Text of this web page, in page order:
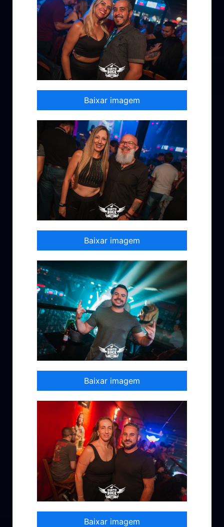
Baixar imagem
Baixar imagem
Baixar imagem
Baixar imagem